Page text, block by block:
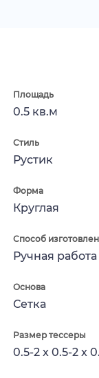
Площадь
0.5 кв.м
Стиль
Рустик
Форма
Круглая
Способ
Ручная работа
Основа
Сетка
Размер тессеры
0.5-2 x 0.5-2 x